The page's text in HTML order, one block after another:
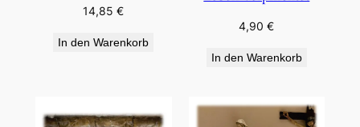
14,85€
In den Warenkorb
4,90€
In den Warenkorb